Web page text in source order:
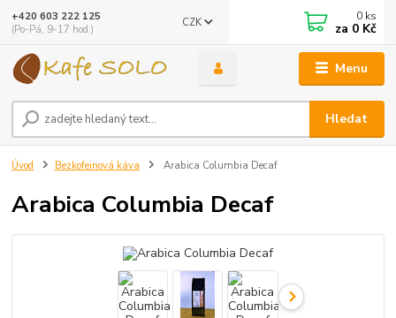
Menu
CZK
Hledat
+420 603 222 125
(Po-Pá, 9-17 hod.)
0 ks
za 0 Kč
Úvod Bezkofeinová káva Arabica Columbia Decaf
Arabica Columbia Decaf